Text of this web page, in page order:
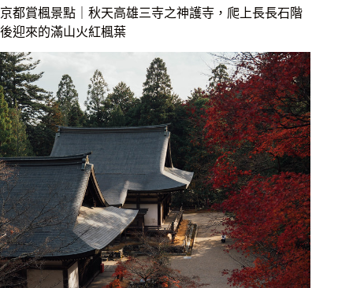
方
式
｜
越
後
湯
澤
清
津
峽
一
日
遊，
走
進
光
之
洞
窟，
京都賞楓景點｜秋天高雄三寺之神護寺，爬上長長石階
後迎來的滿山火紅楓葉